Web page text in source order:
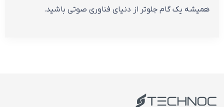
همیشه یک گام جلوتر از دنیای فناوری صوتی باشید.